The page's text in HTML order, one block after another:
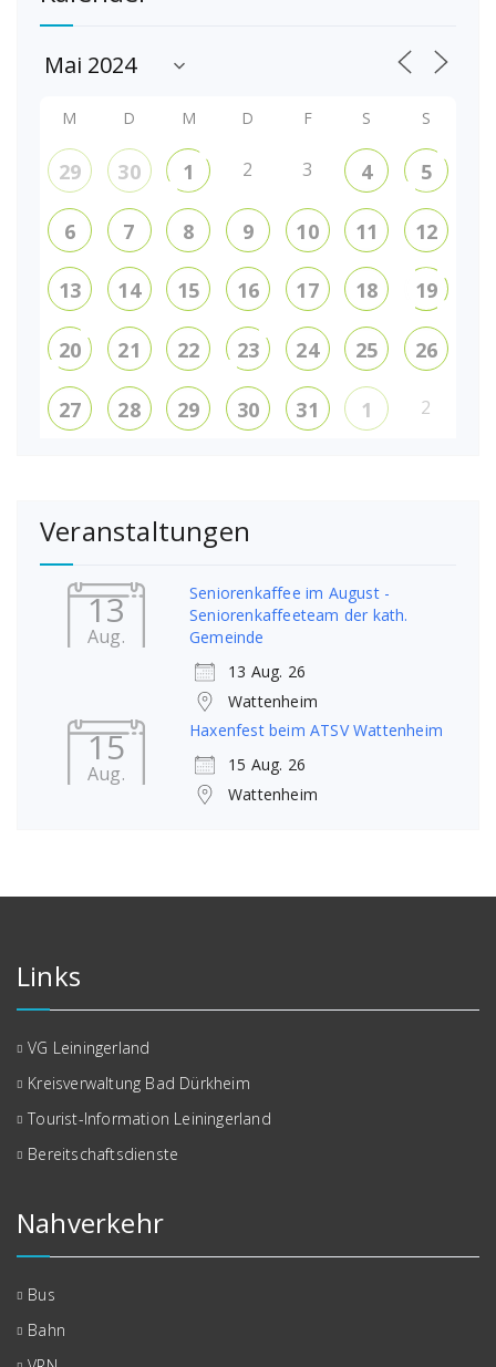
M D M D F S S
29 30 1 2 3 4 5
6 7 8 9 10 11 12
13 14 15 16 17 18 19
20 21 22 23 24 25 26
27 28 29 30 31 1 2
Veranstaltungen
13
Aug.
Seniorenkaffee im August -
Seniorenkaffeeteam der kath.
Gemeinde
13 Aug. 26
Wattenheim
15
Aug.
Haxenfest beim ATSV Wattenheim
15 Aug. 26
Wattenheim
Links
VG Leiningerland
Kreisverwaltung Bad Dürkheim
Tourist-Information Leiningerland
Bereitschaftsdienste
Nahverkehr
Bus
Bahn